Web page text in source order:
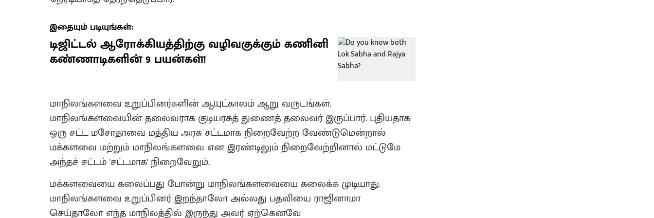
இதையும் படியுங்கள்:
டிஜிட்டல் ஆரோக்கியத்திற்கு வழிவகுக்கும் கணினி
கண்ணாடிகளின் 9 பயன்கள்!
மாநிலங்களவை உறுப்பினர்களின் ஆயுட்காலம் ஆறு வருடங்கள்.
மாநிலங்களவையின் தலைவராக குடியரசுத் துணைத் தலைவர் இருப்பார். புதியதாக
ஒரு சட்ட மசோதாவை மத்திய அரசு சட்டமாக நிறைவேற்ற வேண்டுமென்றால்
மக்களவை மற்றும் மாநிலங்களவை என இரண்டிலும் நிறைவேற்றினால் மட்டுமே
அந்தச் சட்டம் 'சட்டமாக' நிறைவேறும்.
மக்களவையை கலைப்பது போன்று மாநிலங்களவையை கலைக்க முடியாது.
மாநிலங்களவை உறுப்பினர் இறந்தாலோ அல்லது பதவியை ராஜினாமா
செய்தாலோ எந்த மாநிலத்தில் இருந்து அவர் ஏற்கெனவே